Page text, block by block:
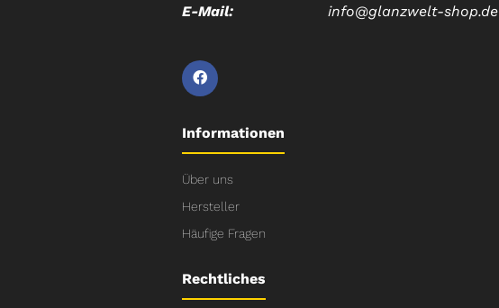
E-Mail:
info@glanzwelt-shop.de
Informationen
Über uns
Hersteller
Häufige Fragen
Rechtliches